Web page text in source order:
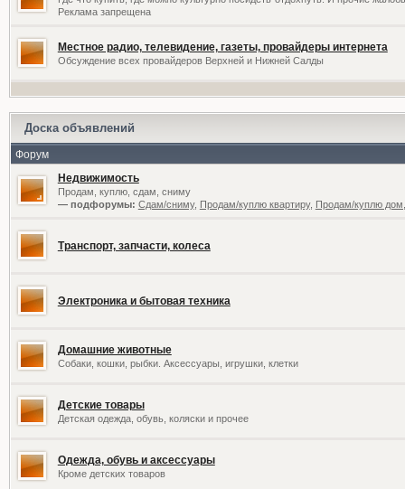
Реклама запрещена
Местное радио, телевидение, газеты, провайдеры интернета
Обсуждение всех провайдеров Верхней и Нижней Салды
Доска объявлений
Форум
Недвижимость
Продам, куплю, сдам, сниму
— подфорумы: Сдам/сниму, Продам/куплю квартиру, Продам/куплю
Транспорт, запчасти, колеса
Электроника и бытовая техника
Домашние животные
Собаки, кошки, рыбки. Аксессуары, игрушки, клетки
Детские товары
Детская одежда, обувь, коляски и прочее
Одежда, обувь и аксессуары
Кроме детских товаров